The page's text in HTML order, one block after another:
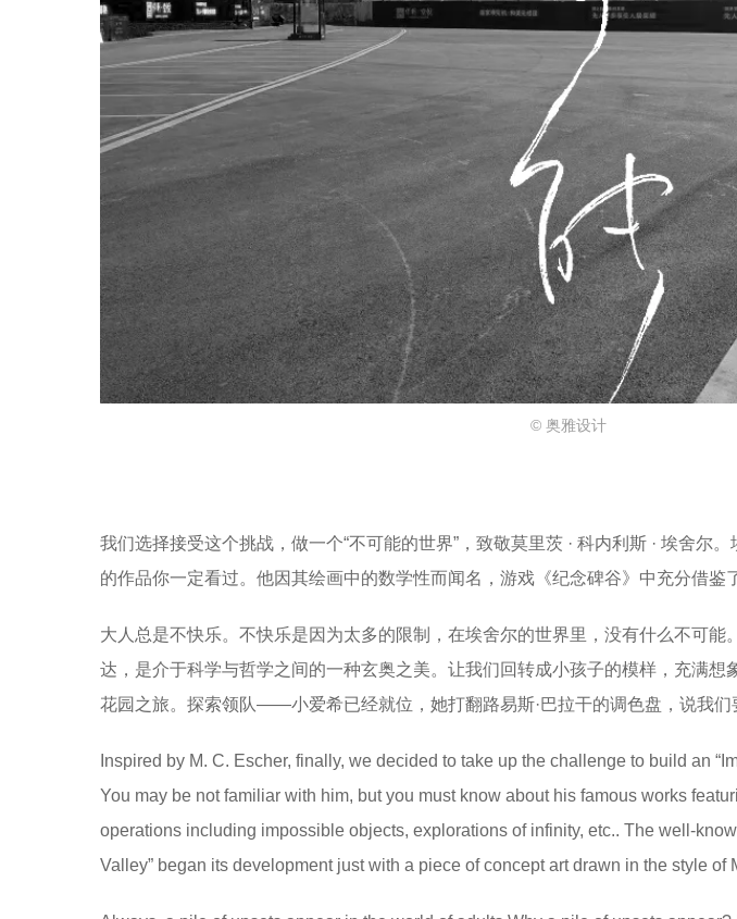
© 奥雅设计
我们选择接受这个挑战，做一个“不可能的世界”，致敬莫里茨 · 科内利斯 · 埃舍尔
的作品你一定看过。他因其绘画中的数学性而闻名，游戏《纪念碑谷》中充分借鉴
大人总是不快乐。不快乐是因为太多的限制，在埃舍尔的世界里，没有什么不可能
达，是介于科学与哲学之间的一种玄奥之美。让我们回转成小孩子的模样，充满想
花园之旅。探索领队——小爱希已经就位，她打翻路易斯·巴拉干的调色盘，说我们
Inspired by M. C. Escher, finally, we decided to take up the challenge to build an
You may be not familiar with him, but you must know about his famous works
operations including impossible objects, explorations of infinity, etc.. The well-
Valley” began its development just with a piece of concept art drawn in the style of